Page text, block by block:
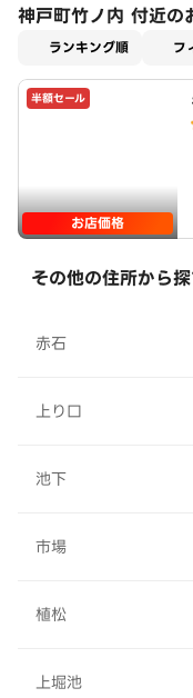
神戸町竹ノ内 付近の
ランキング順 フ
半額セール
お店価格
その他の住所から
赤石
上り口
池下
市場
植松
上堀池